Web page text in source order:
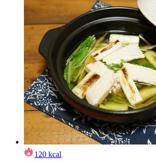
120 kcal